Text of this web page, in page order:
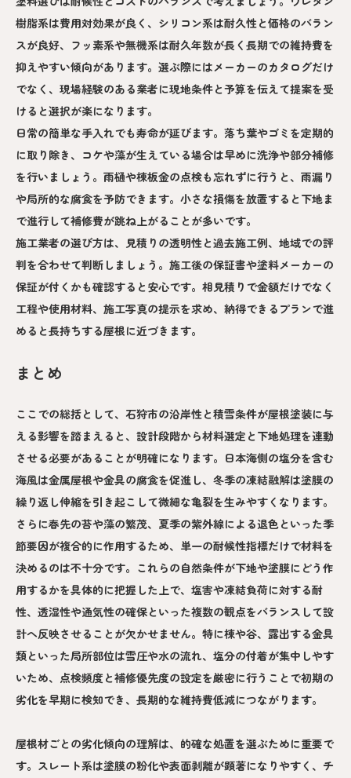
樹脂系は費用対効果が良く、シリコン系は耐久性と価格のバラン
スが良好、フッ素系や無機系は耐久年数が長く長期での維持費を
抑えやすい傾向があります。選ぶ際にはメーカーのカタログだけ
でなく、現場経験のある業者に現地条件と予算を伝えて提案を受
けると選択が楽になります。
日常の簡単な手入れでも寿命が延びます。落ち葉やゴミを定期的
に取り除き、コケや藻が生えている場合は早めに洗浄や部分補修
を行いましょう。雨樋や棟板金の点検も忘れずに行うと、雨漏り
や局所的な腐食を予防できます。小さな損傷を放置すると下地ま
で進行して補修費が跳ね上がることが多いです。
施工業者の選び方は、見積りの透明性と過去施工例、地域での評
判を合わせて判断しましょう。施工後の保証書や塗料メーカーの
保証が付くかも確認すると安心です。相見積りで金額だけでなく
工程や使用材料、施工写真の提示を求め、納得できるプランで進
めると長持ちする屋根に近づきます。
まとめ
ここでの総括として、石狩市の沿岸性と積雪条件が屋根塗装に与
える影響を踏まえると、設計段階から材料選定と下地処理を連動
させる必要があることが明確になります。日本海側の塩分を含む
海風は金属屋根や金具の腐食を促進し、冬季の凍結融解は塗膜の
繰り返し伸縮を引き起こして微細な亀裂を生みやすくなります。
さらに春先の苔や藻の繁茂、夏季の紫外線による退色といった季
節要因が複合的に作用するため、単一の耐候性指標だけで材料を
決めるのは不十分です。これらの自然条件が下地や塗膜にどう作
用するかを具体的に把握した上で、塩害や凍結負荷に対する耐
性、透湿性や通気性の確保といった複数の観点をバランスして設
計へ反映させることが欠かせません。特に棟や谷、露出する金具
類といった局所部位は雪圧や水の流れ、塩分の付着が集中しやす
いため、点検頻度と補修優先度の設定を厳密に行うことで初期の
劣化を早期に検知でき、長期的な維持費低減につながります。
屋根材ごとの劣化傾向の理解は、的確な処置を選ぶために重要で
す。スレート系は塗膜の粉化や表面剥離が顕著になりやすく、チ